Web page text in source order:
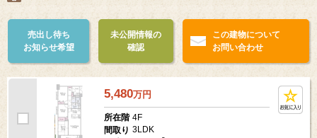
売出し待ち
お知らせ希望
未公開情報の
確認
この建物について
お問い合わせ
5,480万円
所在階 4F
間取り 3LDK